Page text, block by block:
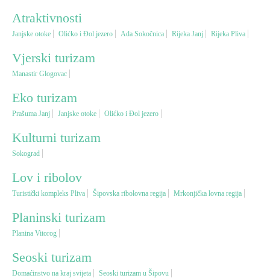
Banjski turizam
Vjerski turizam
Avantura
Gastronomija
Lov i ribolov
Seoski turizam
Atraktivnosti
Janjske otoke Olićko i Đol jezero Ada Sokočnica Rijeka Janj Rijeka Pliva
Vjerski turizam
Manastir Glogovac
Eko turizam
Prašuma Janj Janjske otoke Olićko i Đol jezero
Kulturni turizam
Sokograd
Lov i ribolov
Turistički kompleks Pliva Šipovska ribolovna regija Mrkonjička lovna regija
Planinski turizam
Planina Vitorog
Seoski turizam
Domaćinstvo na kraj svijeta Seoski turizam u Šipovu